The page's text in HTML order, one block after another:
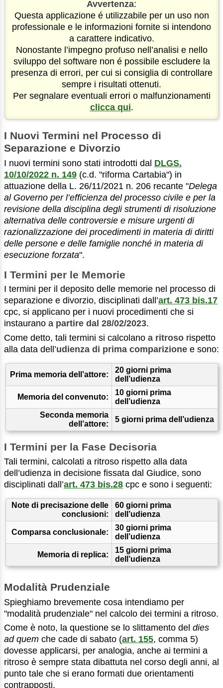
Avvertenza:
Questa applicazione é utilizzabile per un uso non
professionale e le informazioni fornite si intendono
a carattere indicativo.
Nonostante l’impegno profuso nell’analisi e nello
sviluppo del software non é possibile escludere la
presenza di errori, per cui si consiglia di controllare
sempre i risultati ottenuti.
Per segnalare eventuali errori o malfunzionamenti
clicca qui.
I Nuovi Termini nel Processo di
Separazione e Divorzio
I nuovi termini sono stati introdotti dal DLGS.
10/10/2022 n. 149 (c.d. "riforma Cartabia") in
attuazione della L. 26/11/2021 n. 206 recante "Delega
al Governo per l’efficienza del processo civile e per la
revisione della disciplina degli strumenti di risoluzione
alternativa delle controversie e misure urgenti di
razionalizzazione dei procedimenti in materia di diritti
delle persone e delle famiglie nonché in materia di
esecuzione forzata".
I Termini per le Memorie
I termini per il deposito delle memorie nel processo di
separazione e divorzio, disciplinati dall’art. 473 bis.17
cpc, si applicano per i nuovi procedimenti che si
instaurano a partire dal 28/02/2023.
Come detto, tali termini si calcolano a ritroso rispetto
alla data dell’udienza di prima comparizione e sono:
Prima memoria dell’attore:
20 giorni prima
dell’udienza
Memoria del convenuto:
10 giorni prima
dell’udienza
Seconda memoria
dell’attore:
5 giorni prima dell’udienza
I Termini per la Fase Decisoria
Tali termini, calcolati a ritroso rispetto alla data
dell’udienza in decisione fissata dal Giudice, sono
disciplinati dall’art. 473 bis.28 cpc e sono i seguenti:
Note di precisazione delle
conclusioni:
60 giorni prima
dell’udienza
Comparsa conclusionale:
30 giorni prima
dell’udienza
Memoria di replica:
15 giorni prima
dell’udienza
Modalità Prudenziale
Spieghiamo brevemente cosa intendiamo per
"modalità prudenziale" nel calcolo dei termini a ritroso.
Come è noto, la questione se lo slittamento del dies
ad quem che cade di sabato (art. 155, comma 5)
dovesse applicarsi, per analogia, anche ai termini a
ritroso è sempre stata dibattuta nel corso degli anni, al
punto tale che si erano formati due orientamenti
contrapposti.